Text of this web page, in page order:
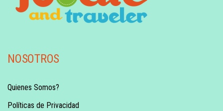
NOSOTROS
Quienes Somos?
Políticas de Privacidad